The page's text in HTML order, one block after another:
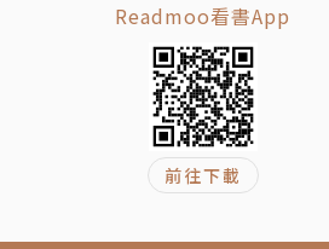
Readmoo看書App
前往下載